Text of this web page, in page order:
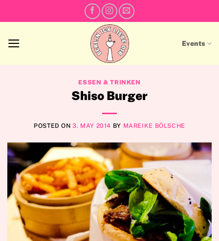
to
Events
ESSEN & TRINKEN
Shiso Burger
POSTED ON3. MAY 2014 BY MAREIKE BÖLSCHE